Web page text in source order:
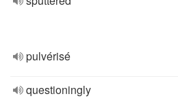
pulvérisé
questioningly